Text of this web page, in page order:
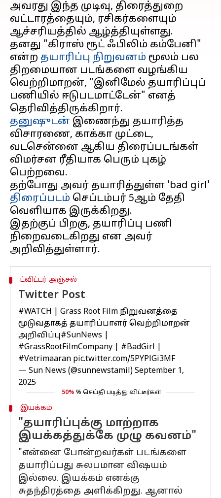
அவரது இந்த முடிவு, திரைத்துறை
வட்டாரத்தையும், ரசிகர்களையும்
ஆச்சரியத்தில் ஆழ்த்தியுள்ளது.
தனது "கிராஸ் ரூட் ஃபிலிம் கம்பேனி"
என்ற தயாரிப்பு நிறுவனம் மூலம் பல
திறமையான படங்களை வழங்கிய
வெற்றிமாறன், "இனிமேல் தயாரிப்புப்
பணியில் ஈடுபடமாட்டேன்" எனத்
தனுஷுடன் இணைந்து தயாரித்த
விசாரணை, காக்கா முட்டை,
வடசென்னை ஆகிய திரைப்படங்கள்
விமர்சன ரீதியாக பெரும் புகழ்
பெற்றவை.
தற்போது அவர் தயாரித்துள்ள 'bad girl'
திரைப்படம் செப்டம்பர் 5ஆம் தேதி
வெளியாக இருக்கிறது.
இதற்குப் பிறகு, தயாரிப்பு பணி
நிறைவடைகிறது என அவர்
ட்விட்டர் அஞ்சல்
Twitter Post
#WATCH | Grass Root Film நிறுவனத்தை
மூடுவதாகத் தயாரிப்பாளர் வெற்றிமாறன்
அறிவிப்பு#SunNews
#GrassRootFilmCompany
#BadGirl
#Vetrimaaran pic.twitter.com/5PYPlGi3MF
— Sun News (@sunnewstamil) September 1,
2025
50% % செய்தி படித்து விட்டீர்கள்
இயக்கம்
"தயாரிப்புக்கு மாற்றாக
இயக்கத்துக்கே முழு கவனம்"
"என்னை போன்றவர்கள் படங்களை
தயாரிப்பது சுலபமான விஷயம்
இல்லை. இயக்கம் எனக்கு
சுதந்திரத்தை அளிக்கிறது. ஆனால்